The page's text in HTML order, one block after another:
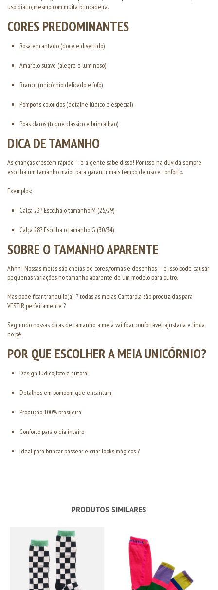
uso diário, mesmo com muita brincadeira.
CORES PREDOMINANTES
Rosa encantado (doce e divertido)
Amarelo suave (alegre e luminoso)
Branco (unicórnio delicado e fofo)
Pompons coloridos (detalhe lúdico e especial)
Poás claros (toque clássico e brincalhão)
DICA DE TAMANHO
As crianças crescem rápido — e a gente sabe disso! Por isso, na dúvida, sempre
escolha um tamanho maior para garantir mais tempo de uso e conforto.
Exemplos:
Calça 23? Escolha o tamanho M (25/29)
Calça 28? Escolha o tamanho G (30/34)
SOBRE O TAMANHO APARENTE
Ahhh! Nossas meias são cheias de cores, formas e desenhos — e isso pode causar
pequenas variações no tamanho aparente de um modelo para outro.
Mas pode ficar tranquilo(a): ? todas as meias Cantarola são produzidas para
VESTIR perfeitamente ?
Seguindo nossas dicas de tamanho, a meia vai ficar confortável, ajustada e linda
no pé.
POR QUE ESCOLHER A MEIA UNICÓRNIO?
Design lúdico, fofo e autoral
Detalhes em pompom que encantam
Produção 100% brasileira
Conforto para o dia inteiro
Ideal para brincar, passear e criar looks mágicos ?
PRODUTOS SIMILARES